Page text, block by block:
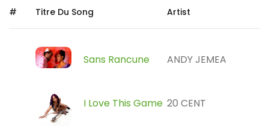
# Titre Du Song Artist
Sans Rancune ANDY JEMEA
I Love This Game 20 CENT